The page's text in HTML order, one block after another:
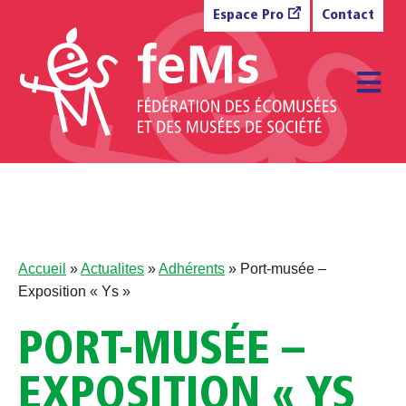
Espace Pro Contact
Accueil »Actualites »Adhérents » Port-musée –
Exposition « Ys »
PORT-MUSÉE –